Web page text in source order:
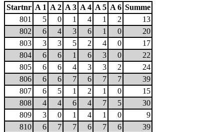
Startnr A 1 A 2 A 3 A 4 A 5 A 6 Summe
801 5 0 1 4 1 2
13
802
6 4 3 6 1 0
20
803
3 3 5 2 4 0
17
804
6 6 1 6 3 0
22
805
6 6 4 3 3 2
24
806
6 6 7 6 7 7
39
807
6 5 1 2 1 0
15
808
4 4 6 4 7 5
30
809
3 0 1 4 1 0
9
810
6 7 7 6 7 6
39